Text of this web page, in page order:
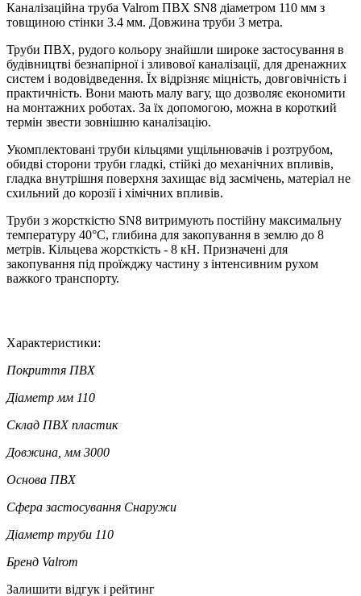
Каналізаційна труба Valrom ПВХ SN8 діаметром 110 мм з
товщиною стінки 3.4 мм. Довжина труби 3 метра.
Труби ПВХ, рудого кольору знайшли широке застосування в
будівництві безнапірної і зливової каналізації, для дренажних
систем і водовідведення. Їх відрізняє міцність, довговічність і
практичність. Вони мають малу вагу, що дозволяє економити
на монтажних роботах. За їх допомогою, можна в короткий
термін звести зовнішню каналізацію.
Укомплектовані труби кільцями ущільнювачів і розтрубом,
обидві сторони труби гладкі, стійкі до механічних впливів,
гладка внутрішня поверхня захищає від засмічень, матеріал не
схильний до корозії і хімічних впливів.
Труби з жорсткістю SN8 витримують постійну максимальну
температуру 40°С, глибина для закопування в землю до 8
метрів. Кільцева жорсткість - 8 кН. Призначені для
закопування під проїжджу частину з інтенсивним рухом
важкого транспорту.
Характеристики:
Покриття ПВХ
Діаметр мм 110
Склад ПВХ пластик
Довжина, мм 3000
Основа ПВХ
Сфера застосування Снаружи
Діаметр труби 110
Бренд Valrom
Залишити відгук і рейтинг